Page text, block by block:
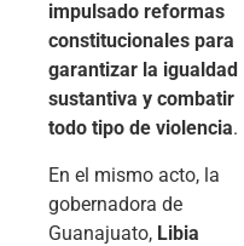
impulsado reformas
constitucionales para
garantizar la igualdad
sustantiva y combatir
todo tipo de violencia.
En el mismo acto, la
gobernadora de
Guanajuato, Libia